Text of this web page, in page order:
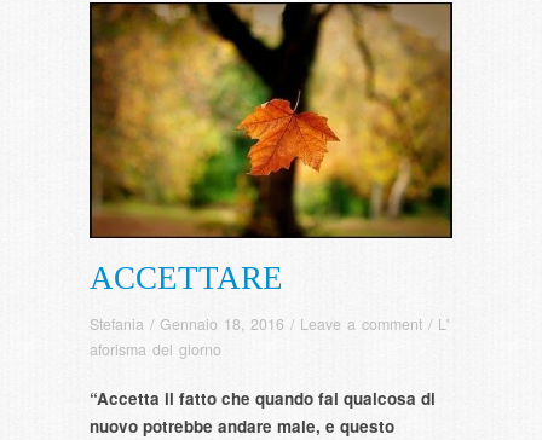
ACCETTARE
Stefania / Gennaio 18, 2016 / Leave a comment / L'
aforisma del giorno
“Accetta il fatto che quando fai qualcosa di
nuovo potrebbe andare male, e questo